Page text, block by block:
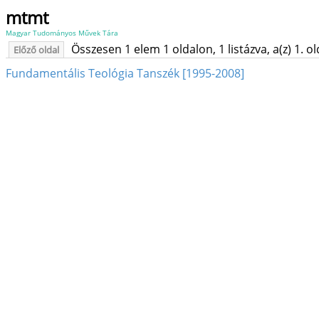
mtmt
Magyar Tudományos Művek Tára
Előző oldal
Összesen 1 elem 1 oldalon, 1 listázva, a(z) 1.
Fundamentális Teológia Tanszék [1995-2008]